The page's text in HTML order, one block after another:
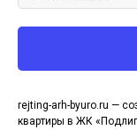
rejting-arh-byuro.ru —
квартиры в ЖК